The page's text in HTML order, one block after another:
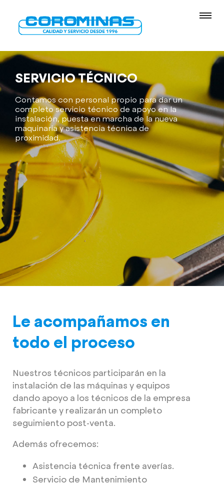
SERVICIO TÉCNICO
Contamos con personal propio para dar un
completo servicio técnico de apoyo en la
instalación, puesta en marcha de la nueva
maquinaria y asistencia técnica de
proximidad.
Le acompañamos en
todo el proceso
Nuestros técnicos participarán en la
instalación de las máquinas y equipos
dando apoyo a los técnicos de la empresa
fabricante y realizarán un completo
seguimiento post-venta.
Además ofrecemos:
Asistencia técnica frente averías.
Servicio de Mantenimiento